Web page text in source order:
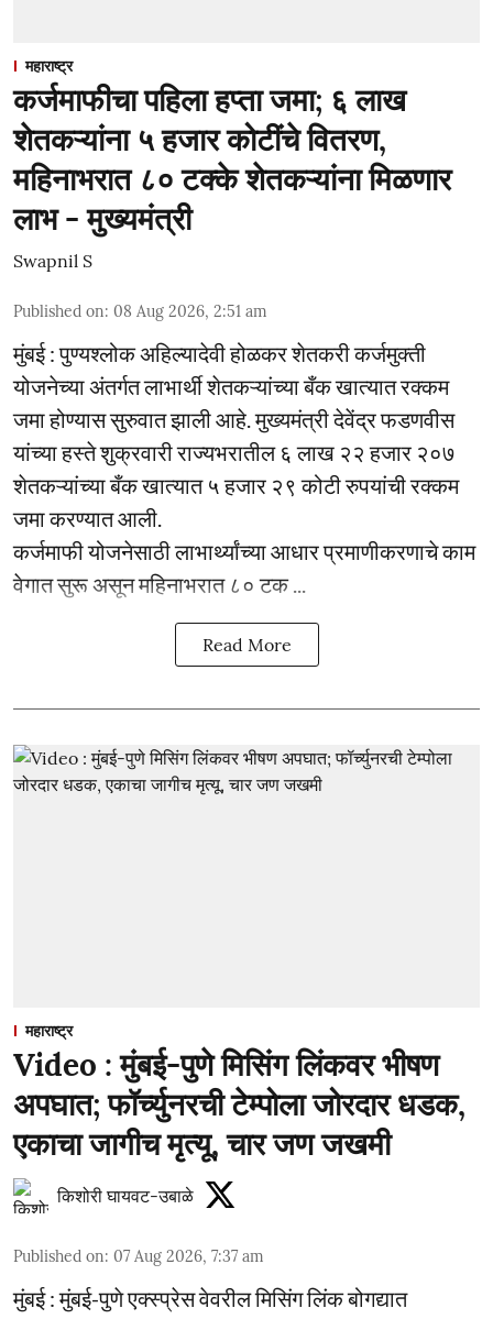
महाराष्ट्र
कर्जमाफीचा पहिला हप्ता जमा; ६ लाख
शेतकऱ्यांना ५ हजार कोटींचे वितरण,
महिनाभरात ८० टक्के शेतकऱ्यांना मिळणार
लाभ - मुख्यमंत्री
Swapnil S
Published on: 08 Aug 2026, 2:51 am
मुंबई : पुण्यश्लोक अहिल्यादेवी होळकर शेतकरी कर्जमुक्ती
योजनेच्या अंतर्गत लाभार्थी शेतकऱ्यांच्या बँक खात्यात रक्कम
जमा होण्यास सुरुवात झाली आहे. मुख्यमंत्री देवेंद्र फडणवीस
यांच्या हस्ते शुक्रवारी राज्यभरातील ६ लाख २२ हजार २०७
शेतकऱ्यांच्या बँक खात्यात ५ हजार २९ कोटी रुपयांची रक्कम
जमा करण्यात आली.
कर्जमाफी योजनेसाठी लाभार्थ्यांच्या आधार प्रमाणीकरणाचे काम
वेगात सुरू असून महिनाभरात ८० टक ...
Read More
महाराष्ट्र
Video : मुंबई-पुणे मिसिंग लिंकवर भीषण
अपघात; फॉर्च्युनरची टेम्पोला जोरदार धडक,
एकाचा जागीच मृत्यू, चार जण जखमी
किशोरी घायवट-उबाळे
Published on: 07 Aug 2026, 7:37 am
मुंबई : मुंबई-पुणे एक्स्प्रेस वेवरील मिसिंग लिंक बोगद्यात